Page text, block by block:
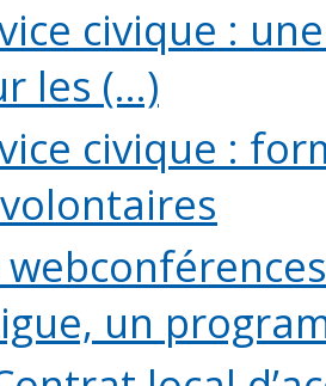
civique :
les (...)
civique :
un